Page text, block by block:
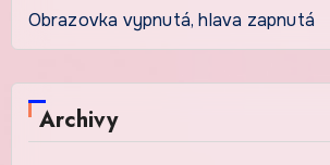
Obrazovka vypnutá, hlava zapnutá
Archivy